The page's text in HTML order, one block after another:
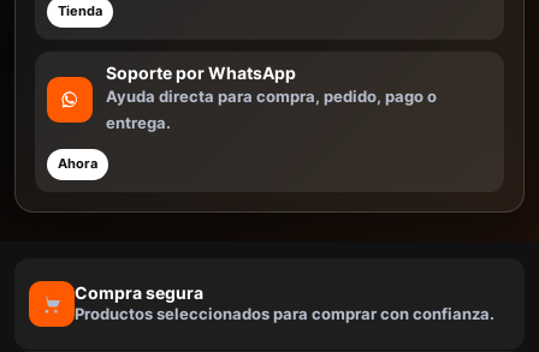
Tienda
Soporte por WhatsApp
Ayuda directa para compra, pedido, pago o
entrega.
Ahora
Compra segura
Productos seleccionados para comprar con confianza.